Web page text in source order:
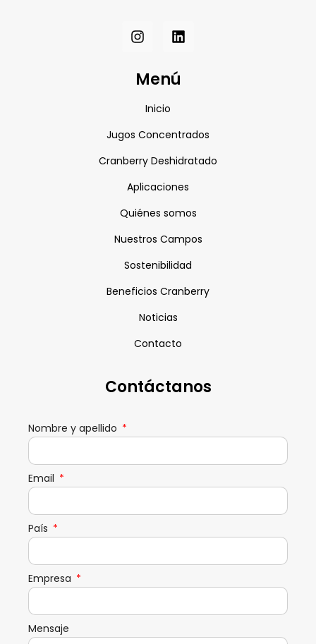
Menú
Inicio
Jugos Concentrados
Cranberry Deshidratado
Aplicaciones
Quiénes somos
Nuestros Campos
Sostenibilidad
Beneficios Cranberry
Noticias
Contacto
Contáctanos
Nombre y apellido
Email
País
Empresa
Mensaje